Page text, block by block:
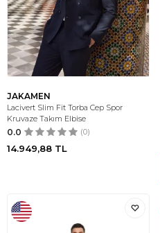
JAKAMEN
Lacivert Slim Fit Torba Cep Spor
Kruvaze Takım Elbise
0.0 (0)
14.949,88 TL